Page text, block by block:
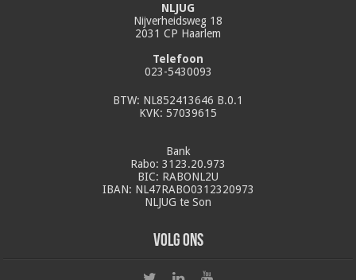
NLJUG
Nijverheidsweg 18
2031 CP Haarlem
Telefoon
023-5430093
BTW: NL852413646 B.0.1
KVK: 57039615
Bank
Rabo: 3123.20.973
BIC: RABONL2U
IBAN: NL47RABO0312320973
NLJUG te Son
Volg ons